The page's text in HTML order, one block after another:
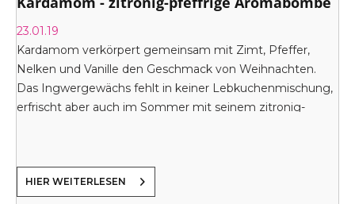
23.01.19
Kardamom verkörpert gemeinsam mit Zimt, Pfeffer,
Nelken und Vanille den Geschmack von Weihnachten.
Das Ingwergewächs fehlt in keiner Lebkuchenmischung,
erfrischt aber auch im Sommer mit seinem zitronig-
HIER WEITERLESEN